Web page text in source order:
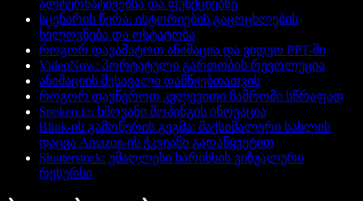
ალტერნატივებსა და ფუნქციებზე
სცენარის წერა: ისტორიების გაცოცხლების
ხელოვნება და ოსტატობა
როგორ დავამატოთ ანიმაცია და ვიდეო PPT-ში
VideoNow: პორტატული გართობის რევოლუცია
ანიმაციის შესავალი დამწყებთათვის
როგორ დავწეროთ კვლევითი ნაშრომი სწრაფად
Spoken.io: ხმოვანი შოპინგის ინოვაცია
Blink-ის გამოწერის გეგმა: მაქსიმალური სახლის
დაცვა Amazon-ის ჭკვიანი გადაწყვეტით
Shutterstock: უმაღლესი ხარისხის ვიზუალური
რესურსი